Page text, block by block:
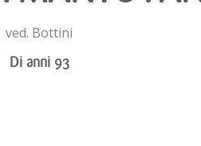
ved. Bottini
Di anni 93